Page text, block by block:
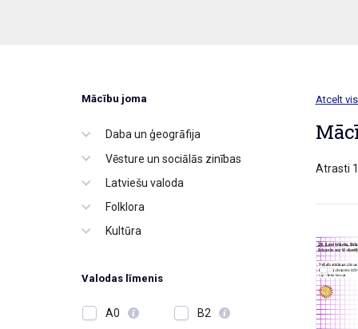
Mācību joma
Daba un ģeogrāfija
Vēsture un sociālās zinības
Latviešu valoda
Folklora
Kultūra
Valodas līmenis
A0
B2
Atcelt
Atrasti